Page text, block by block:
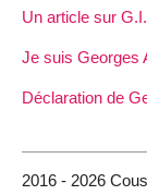
Un article sur
Je suis Georges
Déclaration de
2016 - 2026